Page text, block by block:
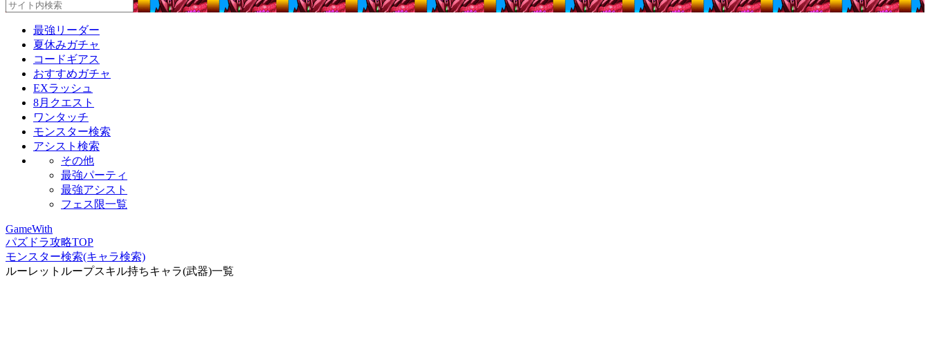
最強リーダー
夏休みガチャ
コードギアス
おすすめガチャ
EXラッシュ
8月クエスト
ワンタッチ
モンスター検索
アシスト検索
その他
最強パーティ
最強アシスト
フェス限一覧
GameWith
パズドラ攻略TOP
モンスター検索(キャラ検索)
ルーレットループスキル持ちキャラ(武器)一覧